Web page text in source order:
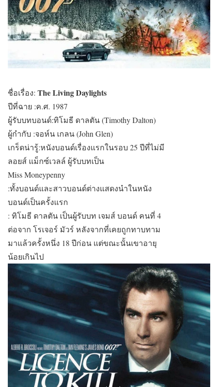
ชื่อเรื่อง: The Living Daylights
ปีที่ฉาย :ค.ศ. 1987
ผู้รับบทบอนด์:ทิโมธี ดาลตัน (Timothy Dalton)
ผู้กำกับ :จอห์น เกลน (John Glen)
เกร็ดน่ารู้:หนังบอนด์เรื่องแรกในรอบ 25 ปีที่ไม่มี
ลอยส์ แม็กซ์เวลล์ ผู้รับบทเป็น
Miss Moneypenny
:ทั้งบอนด์และสาวบอนด์ต่างแสดงนำในหนัง
บอนด์เป็นครั้งแรก
: ทิโมธี ดาลตัน เป็นผู้รับบท เจมส์ บอนด์ คนที่ 4
ต่อจาก โรเจอร์ มัวร์ หลังจากที่เคยถูกทาบทาม
มาแล้วครั้งหนึ่ง 18 ปีก่อน แต่ขณะนั้นเขาอายุ
น้อยเกินไป